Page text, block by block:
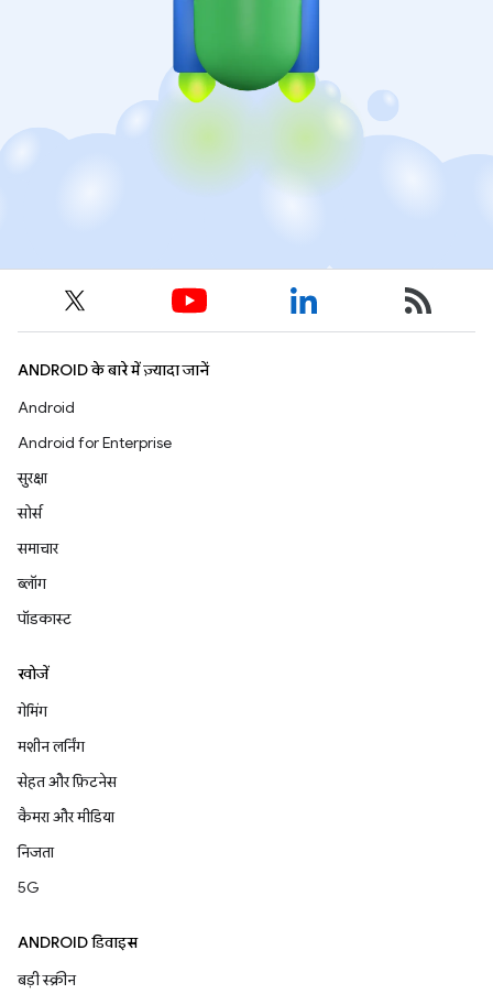
ANDROID के बारे में ज़्यादा जानें
Android
Android for Enterprise
सुरक्षा
सोर्स
समाचार
ब्लॉग
पॉडकास्ट
खोजें
गेमिंग
मशीन लर्निंग
सेहत और फ़िटनेस
कैमरा और मीडिया
निजता
5G
ANDROID डिवाइस
बड़ी स्क्रीन